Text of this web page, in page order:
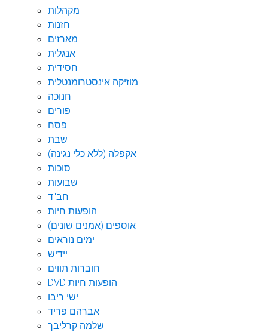
מקהלות
חזנות
מארזים
אנגלית
חסידית
מוזיקה אינסטרומנטלית
חנוכה
פורים
פסח
שבת
אקפלה (ללא כלי נגינה)
סוכות
שבועות
חב"ד
הופעות חיות
אוספים (אמנים שונים)
ימים נוראים
יידיש
חוברות תווים
DVD הופעות חיות
ישי ריבו
אברהם פריד
שלמה קרליבך